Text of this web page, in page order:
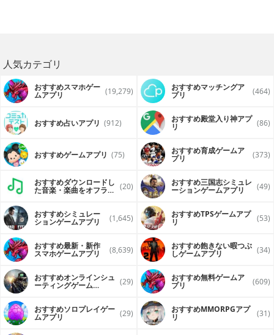
人気カテゴリ
おすすめスマホゲー
ムアプリ (19,279) おすすめマッチングア
プリ (464)
おすすめ占いアプリ (912) おすすめ殿堂入り神アプ
リ (86)
おすすめゲームアプリ (75) おすすめ育成ゲームア
プリ (373)
おすすめダウンロードし
た音楽・楽曲をオフライ (20) おすすめ三国志シミュレ
ーションゲームアプリ (49)
おすすめシミュレー
ションゲームアプリ (1,645) おすすめTPSゲームアプ
リ (53)
おすすめ最新・新作
スマホゲームアプリ (8,639) おすすめ飽きない暇つぶ
しゲームアプリ (34)
おすすめオンラインシュ
ーティングゲーム (29) おすすめ無料ゲームア
プリ (609)
おすすめソロプレイゲー
ムアプリ (29) おすすめ MMORPGアプ
リ (31)